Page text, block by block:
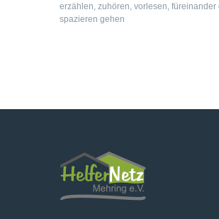
erzählen, zuhören, vorlesen, füreinander
spazieren gehen